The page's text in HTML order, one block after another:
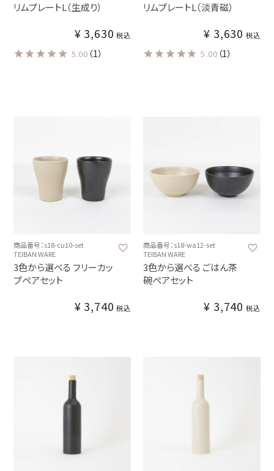
リムプレートL（生成り）
¥ 3,630 税込
5.00 （1）
リムプレートL（淡青磁）
¥ 3,630 税込
5.00 （1）
商品番号：s18-cu10-set
TEIBAN WARE
3色から選べる フリーカッ
プペアセット
¥ 3,740 税込
商品番号：s18-wa12-set
TEIBAN WARE
3色から選べる ごはん茶
碗ペアセット
¥ 3,740 税込